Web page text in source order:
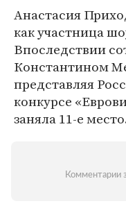
Анастасия
как участница
Впоследствии
Константином
представляя
конкурсе
заняла 11-е
Комментарии